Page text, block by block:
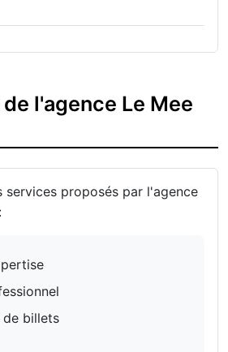
l'agence Le Mee
services proposés par l'agence
billets